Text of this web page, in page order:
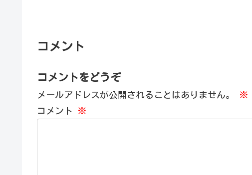
コメント
コメントをどうぞ
メールアドレスが公開されることはありません。 ※
コメント
※